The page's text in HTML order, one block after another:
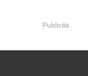
Publicité